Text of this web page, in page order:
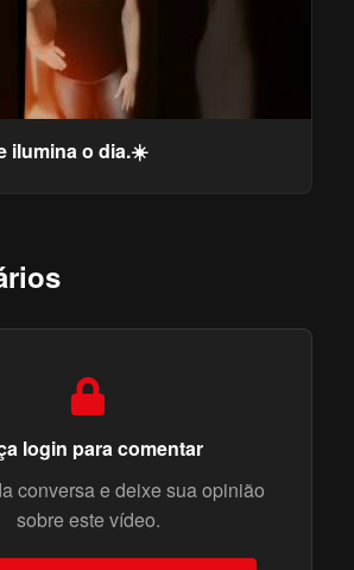
ilumina o dia.☀️
login para comentar
conversa e deixe sua opinião
sobre este vídeo.